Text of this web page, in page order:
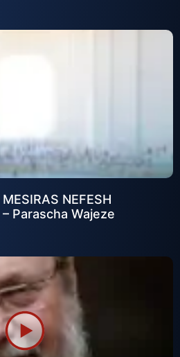
NEFESH
Parascha Wajeze